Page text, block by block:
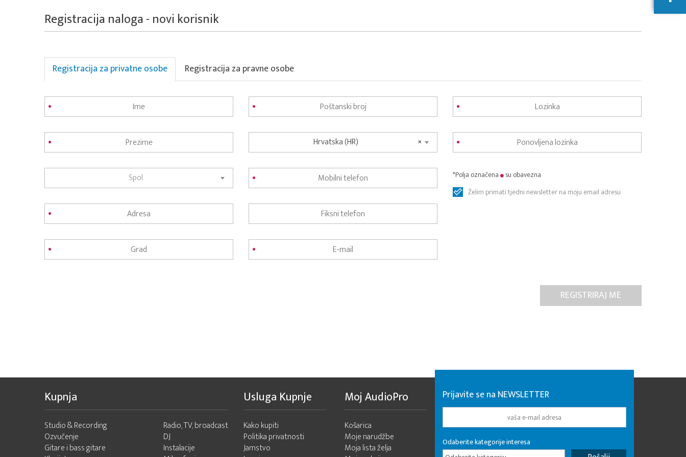
Registracija naloga - novi korisnik
Registracija za privatne osobe Registracija za pravne osobe
Spol
×
Hrvatska (HR)
*Polja označena
su obavezna
Želim primati tjedni newsletter na moju email adresu
Kupnja
Studio & Recording
Ozvučenje
Gitare i bass gitare
Radio, TV, broadcast
DJ
Instalacije
Usluga Kupnje
Kako kupiti
Politika privatnosti
Jamstvo
Moj AudioPro
Košarica
Moje narudžbe
Moja lista želja
Prijavite se na NEWSLETTER
Odaberite kategorije interesa